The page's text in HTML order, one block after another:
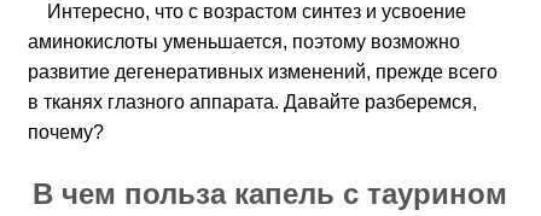
Интересно, что с возрастом синтез и усвоение
аминокислоты уменьшается, поэтому возможно
развитие дегенеративных изменений, прежде всего
в тканях глазного аппарата. Давайте разберемся,
почему?
В чем польза капель с таурином